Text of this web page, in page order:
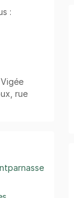
:
rue